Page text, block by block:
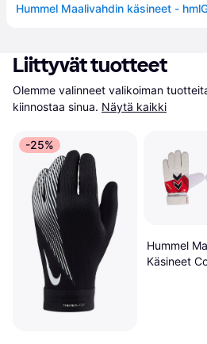
Liittyvät tuotteet
Olemme valinneet valikoiman
kiinnostaa sinua. Näytä kaikki
-25%
Hummel
Käsineet